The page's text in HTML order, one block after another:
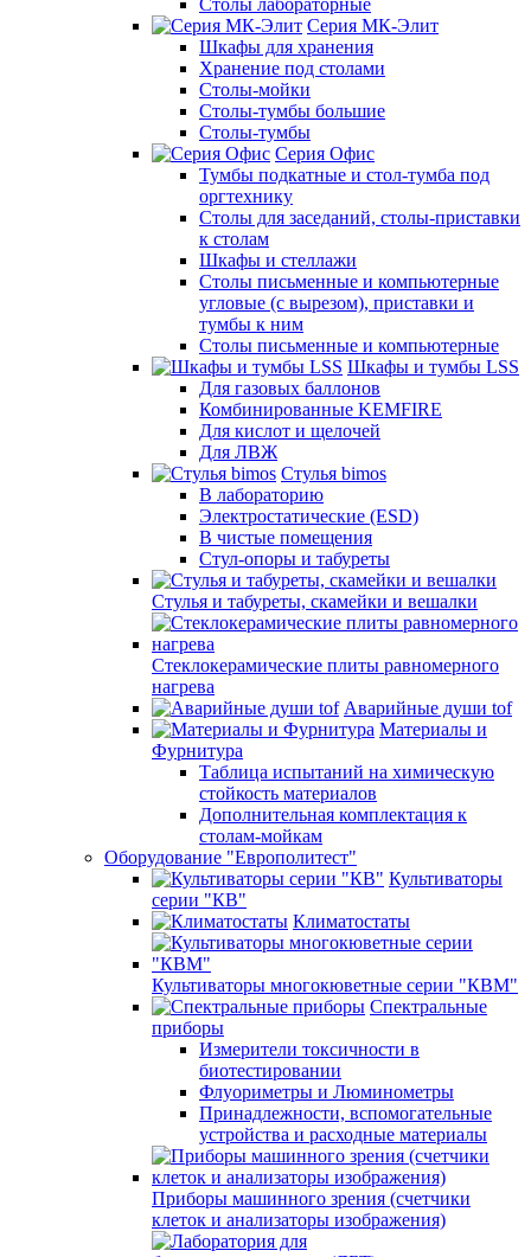
Столы лабораторные
Серия МК-Элит
Шкафы для хранения
Хранение под столами
Столы-мойки
Столы-тумбы большие
Столы-тумбы
Серия Офис
Тумбы подкатные и стол-тумба под
оргтехнику
Столы для заседаний, столы-приставки
к столам
Шкафы и стеллажи
Столы письменные и компьютерные
угловые (с вырезом), приставки и
тумбы к ним
Столы письменные и компьютерные
Шкафы и тумбы LSS
Для газовых баллонов
Комбинированные KEMFIRE
Для кислот и щелочей
Для ЛВЖ
Стулья bimos
В лабораторию
Электростатические (ESD)
В чистые помещения
Стул-опоры и табуреты
Стулья и табуреты, скамейки и вешалки
Стеклокерамические плиты равномерного
нагрева
Аварийные души tof
Материалы и
Фурнитура
Таблица испытаний на химическую
стойкость материалов
Дополнительная комплектация к
столам-мойкам
Оборудование "Европолитест"
Культиваторы
серии "КВ"
Климатостаты
Культиваторы многокюветные серии "КВМ"
Спектральные
приборы
Измерители токсичности в
биотестировании
Флуориметры и Люминометры
Принадлежности, вспомогательные
устройства и расходные материалы
Приборы машинного зрения (счетчики
клеток и анализаторы изображения)